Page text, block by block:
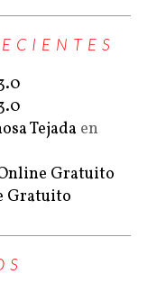
Tejada en
Gratuito
Gratuito